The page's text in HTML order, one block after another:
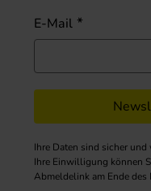
E-Mail
Ihre Daten sind sicher
Ihre Einwilligung können
Abmeldelink am Ende